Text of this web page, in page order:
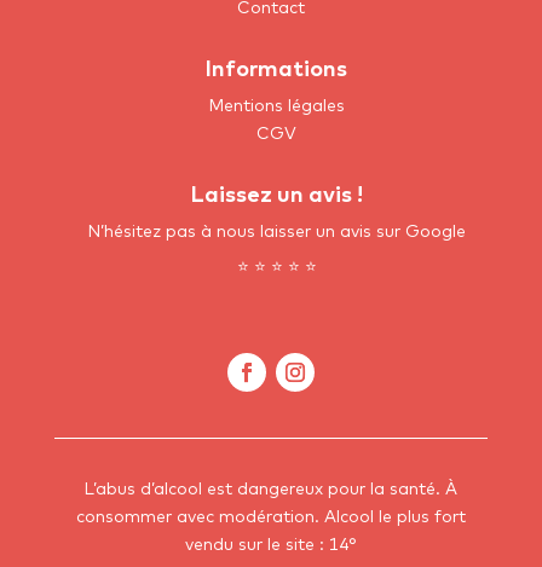
Contact
Informations
Mentions légales
CGV
Laissez un avis !
N’hésitez pas à nous laisser un avis sur Google
⭐ ⭐ ⭐ ⭐ ⭐
L’abus d’alcool est dangereux pour la santé. À
consommer avec modération. Alcool le plus fort
vendu sur le site : 14°